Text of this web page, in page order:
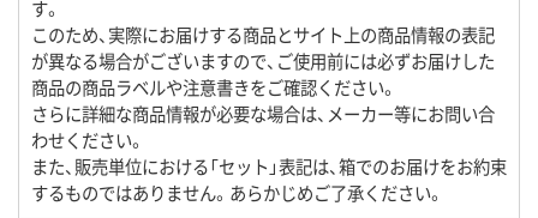
す。
このため、実際にお届けする商品とサイト上の商品情報の表記
が異なる場合がございますので、ご使用前には必ずお届けした
商品の商品ラベルや注意書きをご確認ください。
さらに詳細な商品情報が必要な場合は、メーカー等にお問い合
わせください。
また、販売単位における「セット」表記は、箱でのお届けをお約束
するものではありません。あらかじめご了承ください。